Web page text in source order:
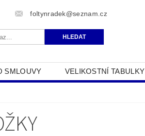
foltynradek@seznam.cz
SMLOUVY VELIKOSTNÍ TABULKY